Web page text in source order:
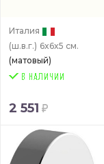
Италия
(ш.в.г.) 6x6x5 см.
(матовый)
2 551